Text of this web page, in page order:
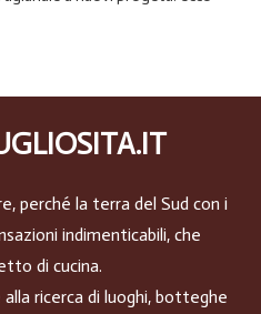
perché la terra del Sud con i
indimenticabili, che
di cucina.
ricerca di luoghi, botteghe